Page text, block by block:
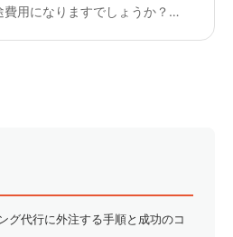
用になりますでしょうか？
グ代行に外注する手順と成功のコ